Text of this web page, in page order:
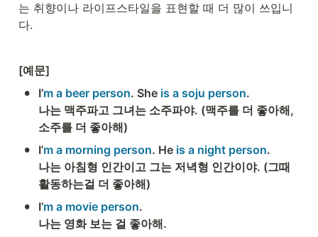
는 취향이나 라이프스타일을 표현할 때 더 많이 쓰입니
다.
[예문]
• I’m a beer person. She is a soju person.
나는 맥주파고 그녀는 소주파야. (맥주를 더 좋아해,
소주를 더 좋아해)
• I’m a morning person. He is a night person.
나는 아침형 인간이고 그는 저녁형 인간이야. (그때
활동하는걸 더 좋아해)
• I’m a movie person.
나는 영화 보는 걸 좋아해.